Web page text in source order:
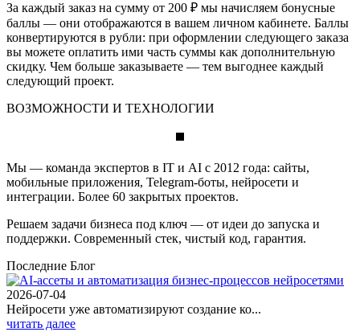
За каждый заказ на сумму от 200 ₽ мы начисляем бонусные
баллы — они отображаются в вашем личном кабинете. Баллы
конвертируются в рубли: при оформлении следующего заказа
вы можете оплатить ими часть суммы как дополнительную
скидку. Чем больше заказываете — тем выгоднее каждый
следующий проект.
ВОЗМОЖНОСТИ И ТЕХНОЛОГИИ
Мы — команда экспертов в IT и AI с 2012 года: сайты,
мобильные приложения, Telegram-боты, нейросети и
интеграции. Более 60 закрытых проектов.
Решаем задачи бизнеса под ключ — от идеи до запуска и
поддержки. Современный стек, чистый код, гарантия.
Последние Блог
2026-07-04
Нейросети уже автоматизируют создание ко...
читать далее